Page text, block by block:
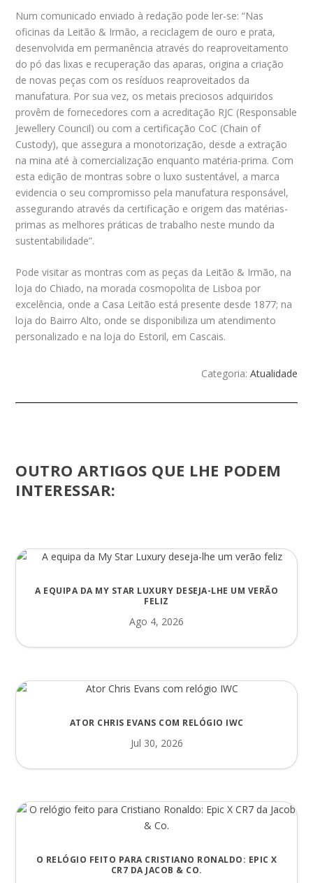
Num comunicado enviado à redação pode ler-se: “Nas
oficinas da Leitão & Irmão, a reciclagem de ouro e prata,
desenvolvida em permanência através do reaproveitamento
do pó das lixas e recuperação das aparas, origina a criação
de novas peças com os resíduos reaproveitados da
manufatura. Por sua vez, os metais preciosos adquiridos
provêm de fornecedores com a acreditação RJC (Responsable
Jewellery Council) ou com a certificação CoC (Chain of
Custody), que assegura a monotorização, desde a extração
na mina até à comercialização enquanto matéria-prima. Com
esta edição de montras sobre o luxo sustentável, a marca
evidencia o seu compromisso pela manufatura responsável,
assegurando através da certificação e origem das matérias-
primas as melhores práticas de trabalho neste mundo da
sustentabilidade”.
Pode visitar as montras com as peças da Leitão & Irmão, na
loja do Chiado, na morada cosmopolita de Lisboa por
excelência, onde a Casa Leitão está presente desde 1877; na
loja do Bairro Alto, onde se disponibiliza um atendimento
personalizado e na loja do Estoril, em Cascais.
Categoria: Atualidade
OUTRO ARTIGOS QUE LHE PODEM
INTERESSAR:
A EQUIPA DA MY STAR LUXURY DESEJA-LHE UM VERÃO
FELIZ
Ago 4, 2026
ATOR CHRIS EVANS COM RELÓGIO IWC
Jul 30, 2026
O RELÓGIO FEITO PARA CRISTIANO RONALDO: EPIC X
CR7 DA JACOB & CO.